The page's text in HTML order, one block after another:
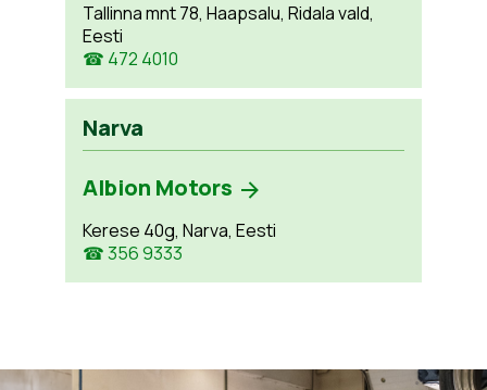
Tallinna mnt 78, Haapsalu, Ridala vald,
Eesti
☎ 472 4010
Narva
Albion Motors
Kerese 40g, Narva, Eesti
☎ 356 9333